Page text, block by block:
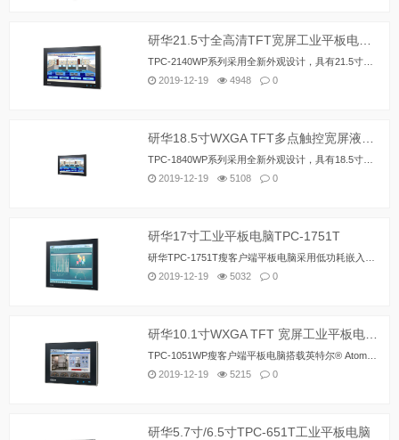
2019-12-19
4948 0
2019-12-19
5108 0
研华17寸工业平板电脑TPC-1751T
2019-12-19
5032 0
2019-12-19
5215 0
研华5.7寸/6.5寸TPC-651T工业平板电脑